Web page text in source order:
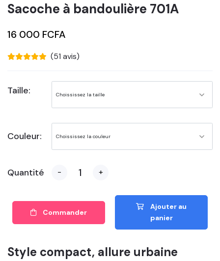
Sacoche à bandoulière 701A
16 000 FCFA
(51 avis)
Taille:
Couleur:
Quantité - +
Commander
Ajouter au
panier
Style compact, allure urbaine